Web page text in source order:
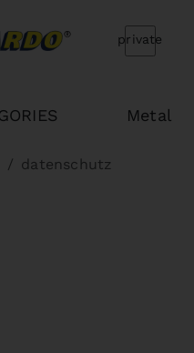
Bernardo Home
private
Metal
datenschutz